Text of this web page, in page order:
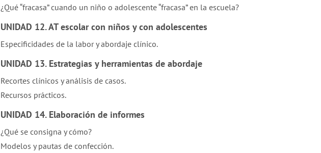
¿Qué “fracasa” cuando un niño o adolescente “fracasa” en la escuela?
UNIDAD 12. AT escolar con niños y con adolescentes
Especificidades de la labor y abordaje clínico.
UNIDAD 13. Estrategias y herramientas de abordaje
Recortes clínicos y análisis de casos.
Recursos prácticos.
UNIDAD 14. Elaboración de informes
¿Qué se consigna y cómo?
Modelos y pautas de confección.